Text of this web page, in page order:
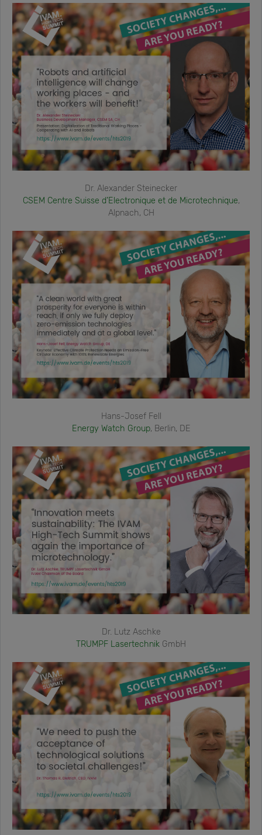
Dr. Alexander Steinecker
CSEM Centre Suisse d’Electronique et de Microtechnique,
Alpnach, CH
Hans-Josef Fell
Energy Watch Group, Berlin, DE
Dr. Lutz Aschke
TRUMPF Lasertechnik GmbH